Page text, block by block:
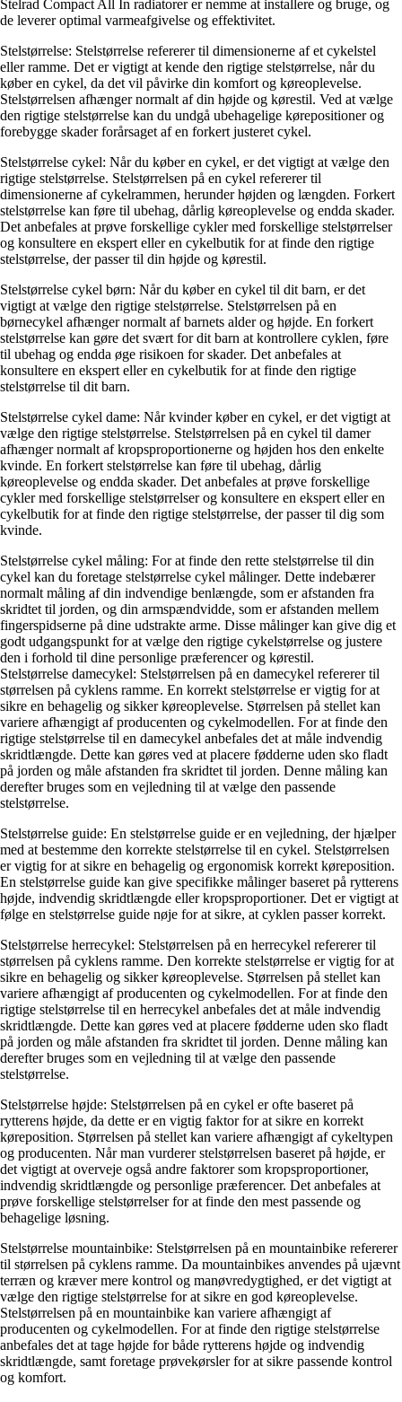
Stelrad Compact All In radiatorer er nemme at installere og bruge, og
de leverer optimal varmeafgivelse og effektivitet.
Stelstørrelse: Stelstørrelse refererer til dimensionerne af et cykelstel
eller ramme. Det er vigtigt at kende den rigtige stelstørrelse, når du
køber en cykel, da det vil påvirke din komfort og køreoplevelse.
Stelstørrelsen afhænger normalt af din højde og kørestil. Ved at vælge
den rigtige stelstørrelse kan du undgå ubehagelige kørepositioner og
forebygge skader forårsaget af en forkert justeret cykel.
Stelstørrelse cykel: Når du køber en cykel, er det vigtigt at vælge den
rigtige stelstørrelse. Stelstørrelsen på en cykel refererer til
dimensionerne af cykelrammen, herunder højden og længden. Forkert
stelstørrelse kan føre til ubehag, dårlig køreoplevelse og endda skader.
Det anbefales at prøve forskellige cykler med forskellige stelstørrelser
og konsultere en ekspert eller en cykelbutik for at finde den rigtige
stelstørrelse, der passer til din højde og kørestil.
Stelstørrelse cykel børn: Når du køber en cykel til dit barn, er det
vigtigt at vælge den rigtige stelstørrelse. Stelstørrelsen på en
børnecykel afhænger normalt af barnets alder og højde. En forkert
stelstørrelse kan gøre det svært for dit barn at kontrollere cyklen, føre
til ubehag og endda øge risikoen for skader. Det anbefales at
konsultere en ekspert eller en cykelbutik for at finde den rigtige
stelstørrelse til dit barn.
Stelstørrelse cykel dame: Når kvinder køber en cykel, er det vigtigt at
vælge den rigtige stelstørrelse. Stelstørrelsen på en cykel til damer
afhænger normalt af kropsproportionerne og højden hos den enkelte
kvinde. En forkert stelstørrelse kan føre til ubehag, dårlig
køreoplevelse og endda skader. Det anbefales at prøve forskellige
cykler med forskellige stelstørrelser og konsultere en ekspert eller en
cykelbutik for at finde den rigtige stelstørrelse, der passer til dig som
kvinde.
Stelstørrelse cykel måling: For at finde den rette stelstørrelse til din
cykel kan du foretage stelstørrelse cykel målinger. Dette indebærer
normalt måling af din indvendige benlængde, som er afstanden fra
skridtet til jorden, og din armspændvidde, som er afstanden mellem
fingerspidserne på dine udstrakte arme. Disse målinger kan give dig et
godt udgangspunkt for at vælge den rigtige cykelstørrelse og justere
den i forhold til dine personlige præferencer og kørestil.
Stelstørrelse damecykel: Stelstørrelsen på en damecykel refererer til
størrelsen på cyklens ramme. En korrekt stelstørrelse er vigtig for at
sikre en behagelig og sikker køreoplevelse. Størrelsen på stellet kan
variere afhængigt af producenten og cykelmodellen. For at finde den
rigtige stelstørrelse til en damecykel anbefales det at måle indvendig
skridtlængde. Dette kan gøres ved at placere fødderne uden sko fladt
på jorden og måle afstanden fra skridtet til jorden. Denne måling kan
derefter bruges som en vejledning til at vælge den passende
stelstørrelse.
Stelstørrelse guide: En stelstørrelse guide er en vejledning, der hjælper
med at bestemme den korrekte stelstørrelse til en cykel. Stelstørrelsen
er vigtig for at sikre en behagelig og ergonomisk korrekt køreposition.
En stelstørrelse guide kan give specifikke målinger baseret på rytterens
højde, indvendig skridtlængde eller kropsproportioner. Det er vigtigt at
følge en stelstørrelse guide nøje for at sikre, at cyklen passer korrekt.
Stelstørrelse herrecykel: Stelstørrelsen på en herrecykel refererer til
størrelsen på cyklens ramme. Den korrekte stelstørrelse er vigtig for at
sikre en behagelig og sikker køreoplevelse. Størrelsen på stellet kan
variere afhængigt af producenten og cykelmodellen. For at finde den
rigtige stelstørrelse til en herrecykel anbefales det at måle indvendig
skridtlængde. Dette kan gøres ved at placere fødderne uden sko fladt
på jorden og måle afstanden fra skridtet til jorden. Denne måling kan
derefter bruges som en vejledning til at vælge den passende
stelstørrelse.
Stelstørrelse højde: Stelstørrelsen på en cykel er ofte baseret på
rytterens højde, da dette er en vigtig faktor for at sikre en korrekt
køreposition. Størrelsen på stellet kan variere afhængigt af cykeltypen
og producenten. Når man vurderer stelstørrelsen baseret på højde, er
det vigtigt at overveje også andre faktorer som kropsproportioner,
indvendig skridtlængde og personlige præferencer. Det anbefales at
prøve forskellige stelstørrelser for at finde den mest passende og
behagelige løsning.
Stelstørrelse mountainbike: Stelstørrelsen på en mountainbike refererer
til størrelsen på cyklens ramme. Da mountainbikes anvendes på ujævnt
terræn og kræver mere kontrol og manøvredygtighed, er det vigtigt at
vælge den rigtige stelstørrelse for at sikre en god køreoplevelse.
Stelstørrelsen på en mountainbike kan variere afhængigt af
producenten og cykelmodellen. For at finde den rigtige stelstørrelse
anbefales det at tage højde for både rytterens højde og indvendig
skridtlængde, samt foretage prøvekørsler for at sikre passende kontrol
og komfort.